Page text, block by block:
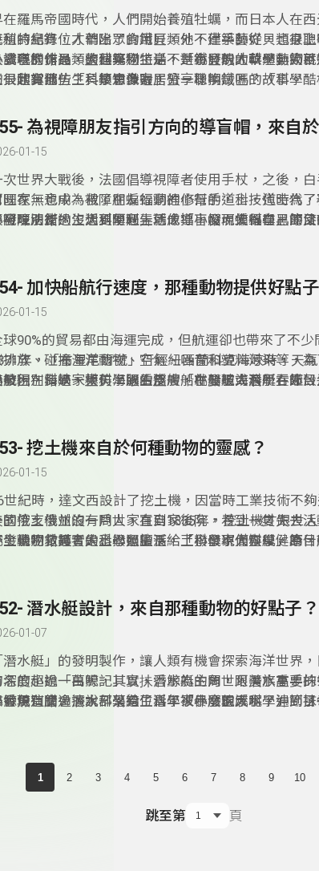
在羅馬帝國時代，人們開始養殖牡蠣，而日本人在西
殖的紀錄，人們除了食用貝類外，建築師從貝類身
式各樣仿貝類的建築物，是不是有貝殻的軟體動物
貝類有那些？貝類會像寄居蟹一樣換殻嗎？「科學
利特島有位才華出眾的鐵匠，他不僅手藝好，也很
讚嘆的作品，整個克利特島，對鐵匠的才華，無人
很欣賞他，「科學思多力」分享聰明鐵匠的故事。
發現別錯過，大科學過生活，「小發現大科學」節
一起認識仿生科技知識喔！
01-15
次世界大戰後，法國倡導視障者使用手杖，之後，
國家，也成為視障朋友行動的小幫手，科技代時代
視障朋友的生活更便利，就像導盲帽。蝙蝠在黑漆
到東西，這讓科學家們有了好點子，發明了導盲帽
酷檔案」單元，邀請八里國中生物教師王俊凱，帶著
。
旺在無意中，救了在蝙蝠洞裡修行的道士，道士為
阿旺法術，沒想到阿旺弄巧成拙，反而使得自己的
發現別錯過，大科學過生活，「小發現大科學」節
加快船航行速度，那種動物提供好點
01-15
球90%的貿易都由海運完成，但航運卻也帶來了不少
排放、碰撞海洋動物、空氣、噪音和塑料污染等，
航行，科學家模仿海豚的皮膚，在船艦或潛艇在外
豚皮，船航行的速度會變快，海豚可以游得很快，
，帶著大小朋友一起認識海豚。
年，「布里尼爾號」行經紐西蘭科克海峽時，天
被困在海峽一整天，眼看整艘船就要被海浪所吞噬
發現別錯過，大科學過生活，「小發現大科學」節
挖土機來自於何種動物的靈感？
01-15
世紀時，達文西設計了挖土機，因當時工業技術不夠
的挖土機並沒有問世，直到1835年，挖土機才跟世
土機呢？其實是土撥鼠擅長給了科學家們靈感，為
？目的是什麼？我們可以飼養土撥鼠嗎？「科學酷
國俄亥俄州的一戶人家在自家後院，看到一隻失去
生動物救護者的悉心照顧下，土撥鼠不僅恢復健康
發現別錯過，大科學過生活，「小發現大科學」節目
潛水艇設計，來自那種動物的好點子？
01-07
潛水艇」的發明製作，讓人類有機會探索海洋世界，
深度超過一萬呎，其實，潛水艇的問世跟潛水高手
香鯨這麼會潛水？又給了科學家什麼靈感呢？遇到
協助處理呢？「科學酷檔案」單元，邀請台北市海
名的小說「白鯨記」以抺香鯨為主角，阿美族重要
鯨魚有關，據說部落有位青年被暴漲的溪水，沖到
發現別錯過，大科學過生活，「小發現大科學」節
1 2 3 4 5 6 7 8 9 10
跳至第 頁